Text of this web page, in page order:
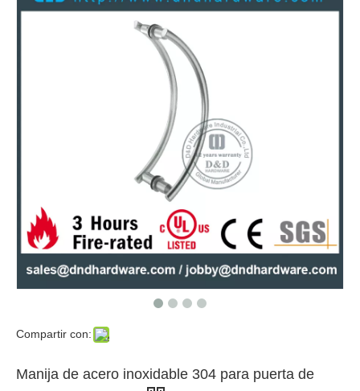
La puerta exterior de acero inoxidable tira de una larga puerta de oro de la puerta delantera para la puerta para la puerta-ddph034
Compartir con:
Manija de acero inoxidable 304 para puerta de